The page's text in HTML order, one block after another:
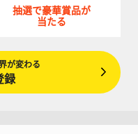
抽選で豪華賞品が
当たる
が変わる
録